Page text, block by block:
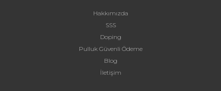
Hakkımızda
SSS
Doping
Pulluk Güvenli Ödeme
Blog
İletişim